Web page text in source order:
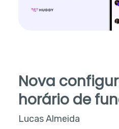
Nova
horário de
Lucas Almeida